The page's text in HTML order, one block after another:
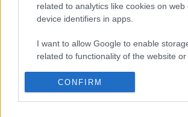
related to analytics like cookies on web
device identifiers in apps.
I want to allow Google to enable
related to functionality of the website or
I want to allow Google to enable storage
related to personalization.
CONFIRM
Kedves Barátaink!
Örömmel osztjuk meg veletek, hogy
Mezei Mária Emlékhét programja!
A művészetre szükségünk van először
Október 10. Hétfő, Nyitó
Kompánia•2011. szeptember 22.